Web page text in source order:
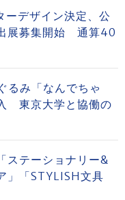
ーデザイン決定、公
展募集開始 通算40
み「なんでちゃ
東京大学と協働の
テーショナリー&
」「STYLISH文具